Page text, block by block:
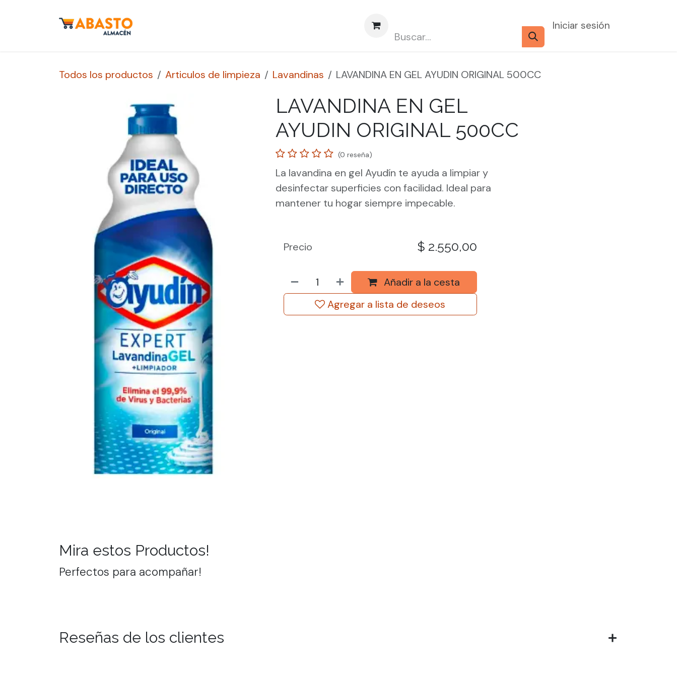
Abasto CLUBCARD Iniciar sesión
Todos los productos Articulos de limpieza Lavandinas LAVANDINA EN GEL AYUDIN ORIGINAL 500CC
LAVANDINA EN GEL
AYUDIN ORIGINAL 500CC
(0 reseña)
La lavandina en gel Ayudín te ayuda a limpiar y
desinfectar superficies con facilidad. Ideal para
mantener tu hogar siempre impecable.
Añadir a la cesta
Agregar a lista de deseos
Precio $ 2.550,00
Mira estos Productos!
Perfectos para acompañar!
Reseñas de los clientes